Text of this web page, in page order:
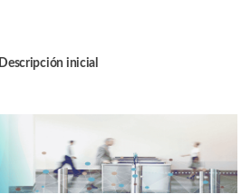
Descripción inicial